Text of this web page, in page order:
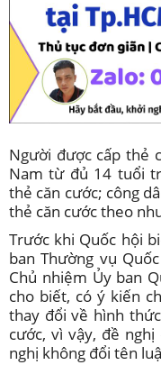
Người được cấp thẻ
Nam từ đủ 14 tuổi
thẻ căn cước; công
thẻ căn cước theo
Trước khi Quốc hội
ban Thường vụ
Chủ nhiệm Ủy ban
cho biết, có ý kiến
thay đổi về hình
cước, vì vậy, đề
nghị không đổi tên